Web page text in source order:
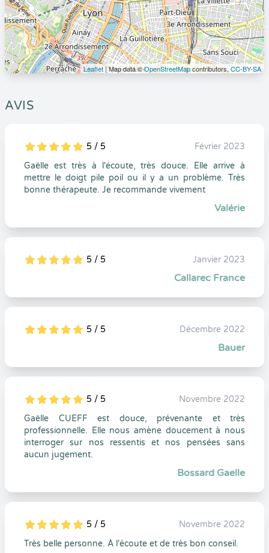
Leaflet| Map data ©OpenStreetMapcontributors, CC-BY-SA
AVIS
5
1
5
0 5 / 5
Février 2023
Gaëlle est très à l'écoute, très douce. Elle arrive à
mettre le doigt pile poil ou il y a un problème. Très
bonne thérapeute. Je recommande vivement
Valérie
5
1
5
0 5 / 5 Janvier 2023
Callarec France
5
1
5
0 5 / 5 Décembre 2022
Bauer
5
1
5
0 5 / 5
Novembre 2022
Gaëlle CUEFF est douce, prévenante et très
professionnelle. Elle nous amène doucement à nous
interroger sur nos ressentis et nos pensées sans
aucun jugement.
Bossard Gaelle
5
1
5
0 5 / 5
Novembre 2022
Très belle personne. À l'écoute et de très bon conseil.